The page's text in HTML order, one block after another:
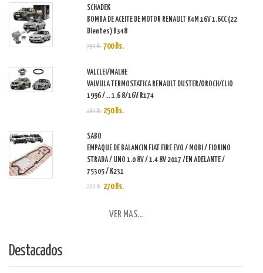
SCHADEK
BOMBA DE ACEITE DE MOTOR RENAULT K4M 16V 1.6CC (22
Dientes) B348
750 Bs. 700 Bs.
VALCLEI/MALHE
VALVULA TERMOSTATICA RENAULT DUSTER/OROCH/CLIO
1996 /... 1.6 8/16V R174
280 Bs. 250 Bs.
SABO
EMPAQUE DE BALANCIN FIAT FIRE EVO / MOBI / FIORINO
STRADA / UNO 1.0 8V / 1.4 8V 2017 /EN ADELANTE /
75305 / K231
290 Bs. 270 Bs.
VER MAS...
Destacados